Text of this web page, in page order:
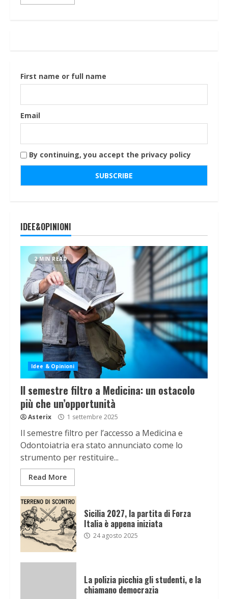
First name or full name
Email
By continuing, you accept the privacy policy
IDEE&OPINIONI
2 MIN READ
Idee & Opinioni
Il semestre filtro a Medicina: un ostacolo
più che un’opportunità
Asterix 1 settembre 2025
Il semestre filtro per l’accesso a Medicina e
Odontoiatria era stato annunciato come lo
strumento per restituire...
Read More
Sicilia 2027, la partita di Forza
Italia è appena iniziata
24 agosto 2025
La polizia picchia gli studenti, e la
chiamano democrazia